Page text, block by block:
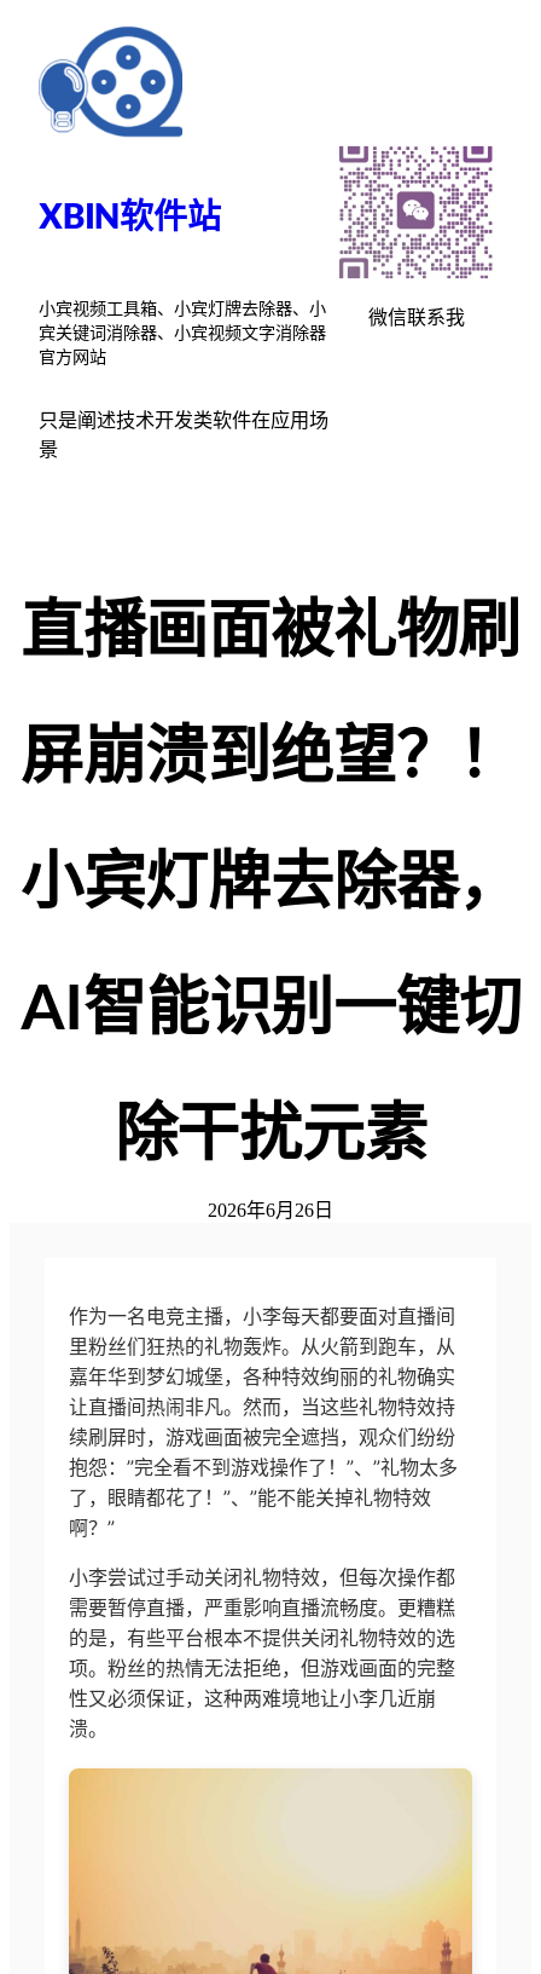
XBIN软件站
小宾视频工具箱、小宾灯牌去除器、小
宾关键词消除器、小宾视频文字消除器
官方网站
只是阐述技术开发类软件在应用场
景
微信联系我
直播画面被礼物刷
屏崩溃到绝望？！
小宾灯牌去除器，
AI智能识别一键切
除干扰元素
2026年6月26日
作为一名电竞主播，小李每天都要面对直播间
里粉丝们狂热的礼物轰炸。从火箭到跑车，从
嘉年华到梦幻城堡，各种特效绚丽的礼物确实
让直播间热闹非凡。然而，当这些礼物特效持
续刷屏时，游戏画面被完全遮挡，观众们纷纷
抱怨：”完全看不到游戏操作了！”、”礼物太多
了，眼睛都花了！”、”能不能关掉礼物特效
啊？”
小李尝试过手动关闭礼物特效，但每次操作都
需要暂停直播，严重影响直播流畅度。更糟糕
的是，有些平台根本不提供关闭礼物特效的选
项。粉丝的热情无法拒绝，但游戏画面的完整
性又必须保证，这种两难境地让小李几近崩
溃。